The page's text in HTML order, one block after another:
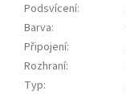
Podsvícení:
Barva:
Připojení:
Rozhraní:
Typ: